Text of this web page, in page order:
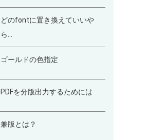
どのfontに置き換えていいや
ら…
ゴールドの色指定
PDFを分版出力するためには
兼版とは？